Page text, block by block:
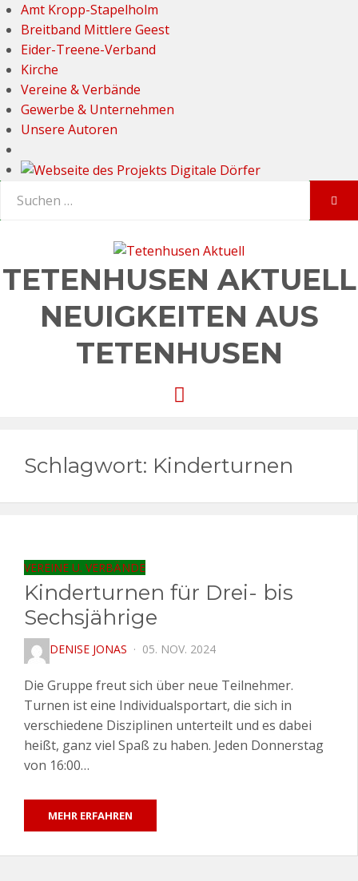
Amt Kropp-Stapelholm
Breitband Mittlere Geest
Eider-Treene-Verband
Kirche
Vereine & Verbände
Gewerbe & Unternehmen
Unsere Autoren
nach:
TETENHUSEN AKTUELL
NEUIGKEITEN AUS
TETENHUSEN
Schlagwort: Kinderturnen
VEREINE U. VERBÄNDE
Kinderturnen für Drei- bis
Sechsjährige
DENISE JONAS
POSTED
05. NOV. 2024
Die Gruppe freut sich über neue Teilnehmer.
Turnen ist eine Individualsportart, die sich in
verschiedene Disziplinen unterteilt und es dabei
heißt, ganz viel Spaß zu haben. Jeden Donnerstag
von 16:00…
MEHR ERFAHREN